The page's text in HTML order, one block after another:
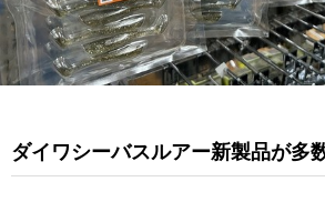
ダイワシーバスルアー新製品が多